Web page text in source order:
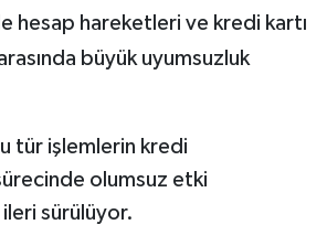
hesap hareketleri ve kredi kartı
büyük uyumsuzluk
tür işlemlerin kredi
olumsuz etki
sürülüyor.